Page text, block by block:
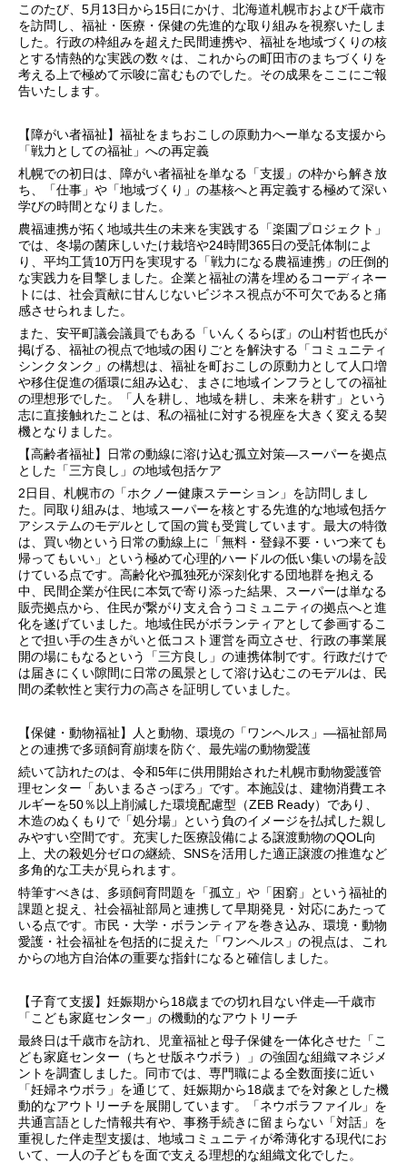
このたび、5月13日から15日にかけ、北海道札幌市および千歳市
を訪問し、福祉・医療・保健の先進的な取り組みを視察いたしま
した。行政の枠組みを超えた民間連携や、福祉を地域づくりの核
とする情熱的な実践の数々は、これからの町田市のまちづくりを
考える上で極めて示唆に富むものでした。その成果をここにご報
告いたします。
【障がい者福祉】福祉をまちおこしの原動力へー単なる支援から
「戦力としての福祉」への再定義
札幌での初日は、障がい者福祉を単なる「支援」の枠から解き放
ち、「仕事」や「地域づくり」の基核へと再定義する極めて深い
学びの時間となりました。
農福連携が拓く地域共生の未来を実践する「楽園プロジェクト」
では、冬場の菌床しいたけ栽培や24時間365日の受託体制によ
り、平均工賃10万円を実現する「戦力になる農福連携」の圧倒的
な実践力を目撃しました。企業と福祉の溝を埋めるコーディネー
トには、社会貢献に甘んじないビジネス視点が不可欠であると痛
感させられました。
また、安平町議会議員でもある「いんくるらぼ」の山村哲也氏が
掲げる、福祉の視点で地域の困りごとを解決する「コミュニティ
シンクタンク」の構想は、福祉を町おこしの原動力として人口増
や移住促進の循環に組み込む、まさに地域インフラとしての福祉
の理想形でした。「人を耕し、地域を耕し、未来を耕す」という
志に直接触れたことは、私の福祉に対する視座を大きく変える契
機となりました。
【高齢者福祉】日常の動線に溶け込む孤立対策―スーパーを拠点
とした「三方良し」の地域包括ケア
2日目、札幌市の「ホクノー健康ステーション」を訪問しまし
た。同取り組みは、地域スーパーを核とする先進的な地域包括ケ
アシステムのモデルとして国の賞も受賞しています。最大の特徴
は、買い物という日常の動線上に「無料・登録不要・いつ来ても
帰ってもいい」という極めて心理的ハードルの低い集いの場を設
けている点です。高齢化や孤独死が深刻化する団地群を抱える
中、民間企業が住民に本気で寄り添った結果、スーパーは単なる
販売拠点から、住民が繋がり支え合うコミュニティの拠点へと進
化を遂げていました。地域住民がボランティアとして参画するこ
とで担い手の生きがいと低コスト運営を両立させ、行政の事業展
開の場にもなるという「三方良し」の連携体制です。行政だけで
は届きにくい隙間に日常の風景として溶け込むこのモデルは、民
間の柔軟性と実行力の高さを証明していました。
【保健・動物福祉】人と動物、環境の「ワンヘルス」―福祉部局
との連携で多頭飼育崩壊を防ぐ、最先端の動物愛護
続いて訪れたのは、令和5年に供用開始された札幌市動物愛護管
理センター「あいまるさっぽろ」です。本施設は、建物消費エネ
ルギーを50％以上削減した環境配慮型（ZEB Ready）であり、
木造のぬくもりで「処分場」という負のイメージを払拭した親し
みやすい空間です。充実した医療設備による譲渡動物のQOL向
上、犬の殺処分ゼロの継続、SNSを活用した適正譲渡の推進など
多角的な工夫が見られます。
特筆すべきは、多頭飼育問題を「孤立」や「困窮」という福祉的
課題と捉え、社会福祉部局と連携して早期発見・対応にあたって
いる点です。市民・大学・ボランティアを巻き込み、環境・動物
愛護・社会福祉を包括的に捉えた「ワンヘルス」の視点は、これ
からの地方自治体の重要な指針になると確信しました。
【子育て支援】妊娠期から18歳までの切れ目ない伴走―千歳市
「こども家庭センター」の機動的なアウトリーチ
最終日は千歳市を訪れ、児童福祉と母子保健を一体化させた「こ
ども家庭センター（ちとせ版ネウボラ）」の強固な組織マネジメ
ントを調査しました。同市では、専門職による全数面接に近い
「妊婦ネウボラ」を通じて、妊娠期から18歳までを対象とした機
動的なアウトリーチを展開しています。「ネウボラファイル」を
共通言語とした情報共有や、事務手続きに留まらない「対話」を
重視した伴走型支援は、地域コミュニティが希薄化する現代にお
いて、一人の子どもを面で支える理想的な組織文化でした。